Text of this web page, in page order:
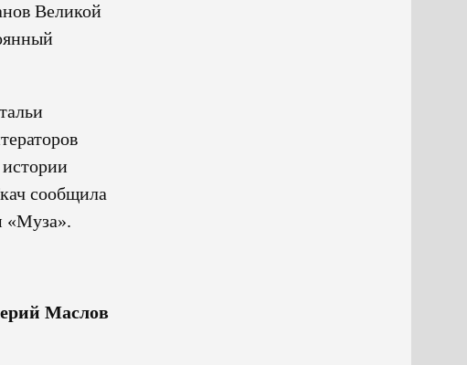
Великой
сообщила
«Муза».
Маслов